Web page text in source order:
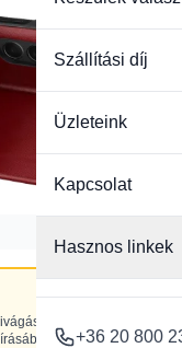
Szállítási díj
Üzleteink
Kapcsolat
Hasznos linkek
+36 20 800
NE
szereplő